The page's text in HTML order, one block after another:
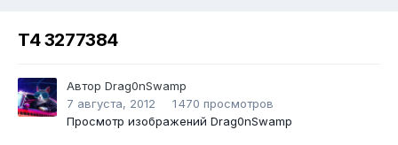
T4 3277384
Автор Drag0nSwamp
7 августа, 2012
1 470 просмотров
Просмотр изображений Drag0nSwamp